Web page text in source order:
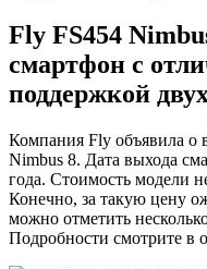
Fly FS454
смартфон с
поддержкой
Компания Fly объявила о
Nimbus 8. Дата выхода
года. Стоимость модели
Конечно, за такую цену
можно отметить
Подробности смотрите в